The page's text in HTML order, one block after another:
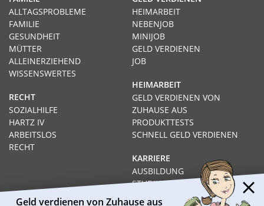
HEIMARBEIT
NEBENJOB
MINIJOB
GELD VERDIENEN
JOB
HEIMARBEIT
GELD VERDIENEN VON
ZUHAUSE AUS
PRODUKTTESTS
SCHNELL GELD VERDIENEN
KARRIERE
AUSBILDUNG
STUDIUM
ALLTAGSPROBLEME
FAMILIE
GESUNDHEIT
MÜTTER
ALLEINERZIEHEND
WISSENSWERTES
RECHT
SOZIALHILFE
HARTZ IV
ARBEITSLOS
RECHT
Geld verdienen von Zuhause aus